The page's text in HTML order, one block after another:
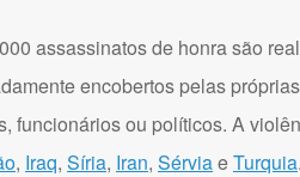
assassinatos de honra são
encobertos pelas
funcionários ou políticos. A
, Iraq, Síria, Iran, SérviaeTurquia.